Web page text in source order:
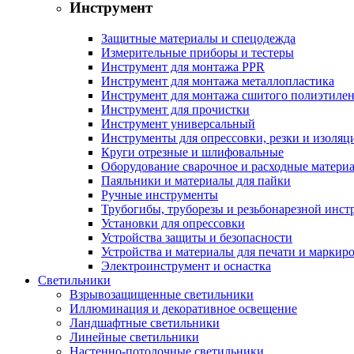
Инструмент
Защитные материалы и спецодежда
Измерительные приборы и тестеры
Инструмент для монтажа PPR
Инструмент для монтажа металлопластика
Инструмент для монтажа сшитого
Инструмент для прочистки
Инструмент универсальный
Инструменты для опрессовки, резки и
Круги отрезные и шлифовальные
Оборудование сварочное и расходные
Паяльники и материалы для пайки
Ручные инструменты
Трубогибы, труборезы и резьбонарезной
Установки для опрессовки
Устройства защиты и безопасности
Устройства и материалы для печати и
Электроинструмент и оснастка
Светильники
Взрывозащищенные светильники
Иллюминация и декоративное освещение
Ландшафтные светильники
Линейные светильники
Настенно-потолочные светильники